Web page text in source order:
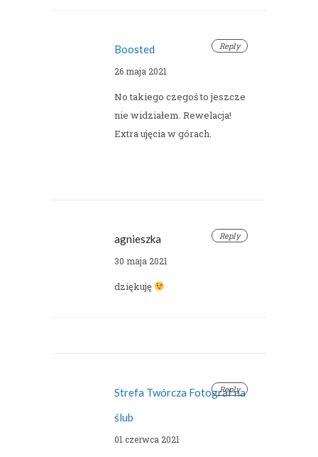
Reply
Boosted
26 maja 2021
No takiego czegoś to jeszcze
nie widziałem. Rewelacja!
Extra ujęcia w górach.
Reply
agnieszka
30 maja 2021
dziękuję
Reply
Strefa Twórcza Fotograf na
ślub
01 czerwca 2021